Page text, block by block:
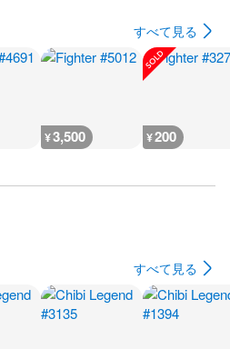
すべて見る
¥3,500 ¥200
すべて見る